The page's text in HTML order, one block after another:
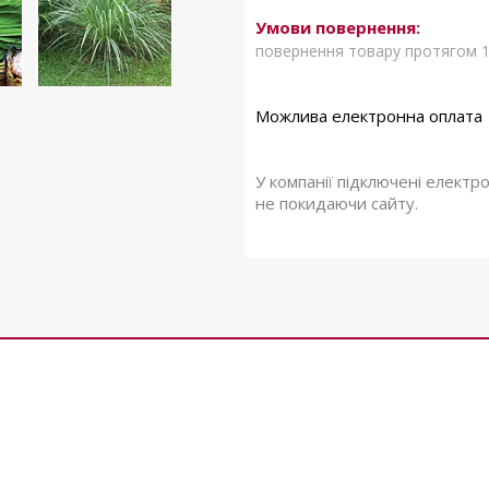
повернення товару протягом
У компанії підключені
не покидаючи сайту.